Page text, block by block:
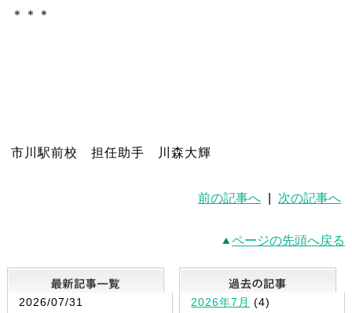
＊＊＊
市川駅前校 担任助手 川森大輝
前の記事へ 次の記事へ
ページの先頭へ戻る
最新記事一覧
2026/07/31
2026年7月 (4)